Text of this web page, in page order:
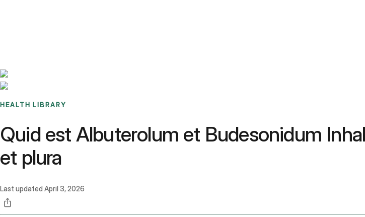
HEALTH LIBRARY
Quid est Albuterolum et Budesonidum
et plura
Last updated April 3, 2026